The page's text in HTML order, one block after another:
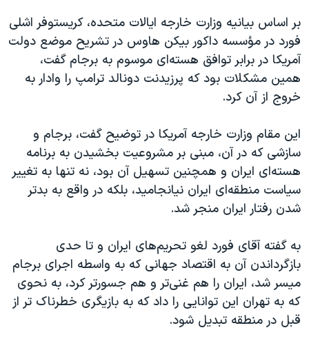
اعتراضات مردمی آبان ۹۸
اسرائیل در جنگ
نرگس محمدی برنده جایزه نوبل صلح
همایش محافظه‌کاران آمریکا «سی‌پک»
سفر پرزیدنت ترامپ به چین
بر اساس بیانیه وزارت خارجه ایالات متحده، کریستوفر اشلی
فورد در مؤسسه داکور بیکن هاوس در تشریح موضع دولت
آمریکا در برابر توافق هسته‌ای موسوم به برجام گفت،
همین مشکلات بود که پرزیدنت دونالد ترامپ را وادار به
خروج از آن کرد.
این مقام وزارت خارجه آمریکا در توضیح گفت، برجام و
سازشی که در آن، مبنی بر مشروعیت بخشیدن به برنامه
هسته‌ای ایران و همچنین تسهیل آن بود، نه تنها به تغییر
سیاست‌ منطقه‌ای ایران نیانجامید، بلکه در واقع به بدتر
شدن رفتار ایران منجر شد.
به گفته آقای فورد لغو تحریم‌های ایران و تا حدی
بازگرداندن آن به اقتصاد جهانی که به واسطه اجرای برجام
میسر شد، ایران را هم غنی‌تر و هم جسورتر کرد، به نحوی
که به تهران این توانایی را داد که به بازیگری خطرناک تر از
قبل در منطقه تبدیل شود.